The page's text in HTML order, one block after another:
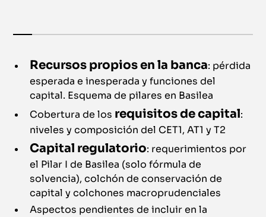
Recursos propios en la banca: pérdida
esperada e inesperada y funciones del
capital. Esquema de pilares en Basilea
Cobertura de los requisitos de capital:
niveles y composición del CET1, AT1 y T2
Capital regulatorio: requerimientos por
el Pilar I de Basilea (solo fórmula de
solvencia), colchón de conservación de
capital y colchones macroprudenciales
Aspectos pendientes de incluir en la